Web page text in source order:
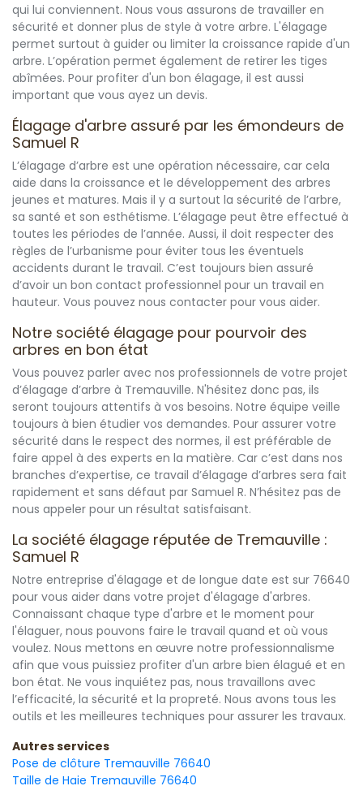
qui lui conviennent. Nous vous assurons de travailler en
sécurité et donner plus de style à votre arbre. L'élagage
permet surtout à guider ou limiter la croissance rapide d'un
arbre. L’opération permet également de retirer les tiges
abîmées. Pour profiter d'un bon élagage, il est aussi
important que vous ayez un devis.
Élagage d'arbre assuré par les émondeurs de
Samuel R
L’élagage d’arbre est une opération nécessaire, car cela
aide dans la croissance et le développement des arbres
jeunes et matures. Mais il y a surtout la sécurité de l’arbre,
sa santé et son esthétisme. L’élagage peut être effectué à
toutes les périodes de l’année. Aussi, il doit respecter des
règles de l’urbanisme pour éviter tous les éventuels
accidents durant le travail. C’est toujours bien assuré
d’avoir un bon contact professionnel pour un travail en
hauteur. Vous pouvez nous contacter pour vous aider.
Notre société élagage pour pourvoir des
arbres en bon état
Vous pouvez parler avec nos professionnels de votre projet
d’élagage d’arbre à Tremauville. N'hésitez donc pas, ils
seront toujours attentifs à vos besoins. Notre équipe veille
toujours à bien étudier vos demandes. Pour assurer votre
sécurité dans le respect des normes, il est préférable de
faire appel à des experts en la matière. Car c’est dans nos
branches d’expertise, ce travail d’élagage d’arbres sera fait
rapidement et sans défaut par Samuel R. N’hésitez pas de
nous appeler pour un résultat satisfaisant.
La société élagage réputée de Tremauville :
Samuel R
Notre entreprise d'élagage et de longue date est sur 76640
pour vous aider dans votre projet d'élagage d'arbres.
Connaissant chaque type d'arbre et le moment pour
l'élaguer, nous pouvons faire le travail quand et où vous
voulez. Nous mettons en œuvre notre professionnalisme
afin que vous puissiez profiter d'un arbre bien élagué et en
bon état. Ne vous inquiétez pas, nous travaillons avec
l’efficacité, la sécurité et la propreté. Nous avons tous les
outils et les meilleures techniques pour assurer les travaux.
Autres services
Pose de clôture Tremauville 76640
Taille de Haie Tremauville 76640